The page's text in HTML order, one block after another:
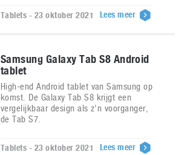
Tablets - 23 oktober 2021 Lees meer
Samsung Galaxy Tab S8 Android
tablet
High-end Android tablet van Samsung op
komst. De Galaxy Tab S8 krijgt een
vergelijkbaar design als z'n voorganger,
de Tab S7.
Tablets - 23 oktober 2021 Lees meer